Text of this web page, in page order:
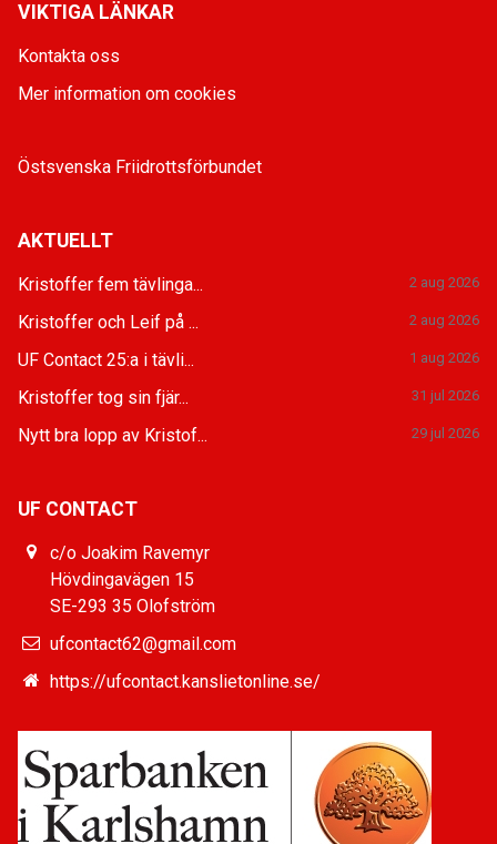
VIKTIGA LÄNKAR
Kontakta oss
Mer information om cookies
Östsvenska Friidrottsförbundet
AKTUELLT
Kristoffer fem tävlinga... 2 aug 2026
Kristoffer och Leif på ... 2 aug 2026
UF Contact 25:a i tävli... 1 aug 2026
Kristoffer tog sin fjär... 31 jul 2026
Nytt bra lopp av Kristof... 29 jul 2026
UF CONTACT
c/o Joakim Ravemyr
Hövdingavägen 15
SE-293 35 Olofström
ufcontact62@gmail.com
https://ufcontact.kanslietonline.se/